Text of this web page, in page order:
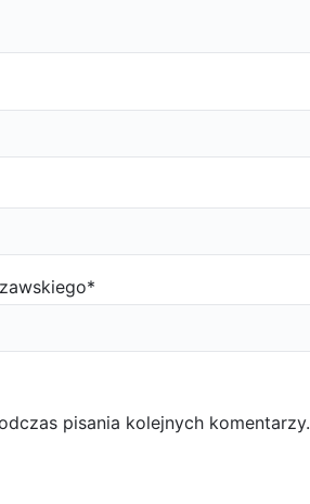
*
pisania kolejnych komentarzy.